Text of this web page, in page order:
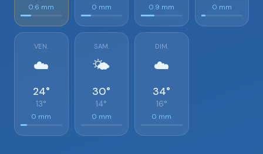
0.6 mm 0 mm 0.9 mm 0 mm
VEN.
☁️
24°
13°
0 mm
SAM.
🌤️
30°
14°
0 mm
DIM.
☁️
34°
16°
0 mm